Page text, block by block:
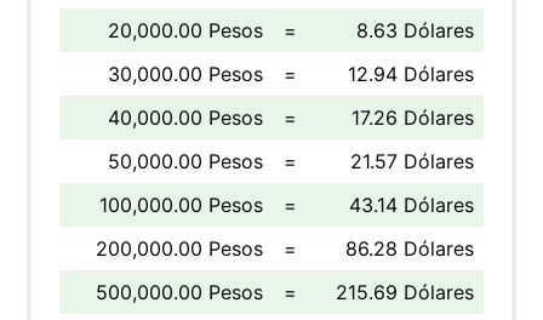
20,000.00 Pesos
=
8.63 Dólares
30,000.00 Pesos
=
12.94 Dólares
40,000.00 Pesos
=
17.26 Dólares
50,000.00 Pesos
=
21.57 Dólares
100,000.00 Pesos
=
43.14 Dólares
200,000.00 Pesos
=
86.28 Dólares
500,000.00 Pesos
= 215.69 Dólares